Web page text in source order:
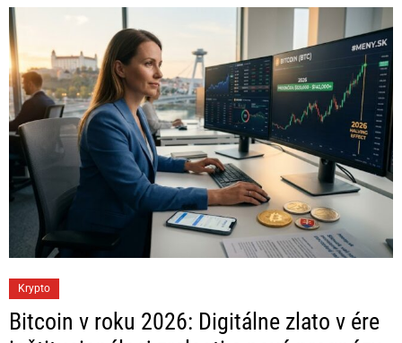
a
t
Krypto
Bitcoin v roku 2026: Digitálne zlato v ére